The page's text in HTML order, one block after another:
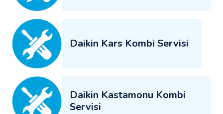
Daikin Kars Kombi Servisi
Daikin Kastamonu Kombi
Servisi